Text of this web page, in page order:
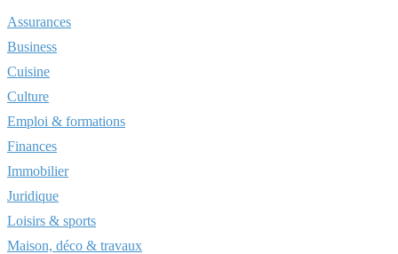
Assurances
Business
Cuisine
Culture
Emploi & formations
Finances
Immobilier
Juridique
Loisirs & sports
Maison, déco & travaux